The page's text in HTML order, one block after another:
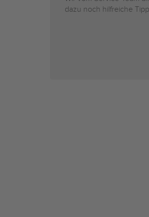
dazu noch hilfreiche